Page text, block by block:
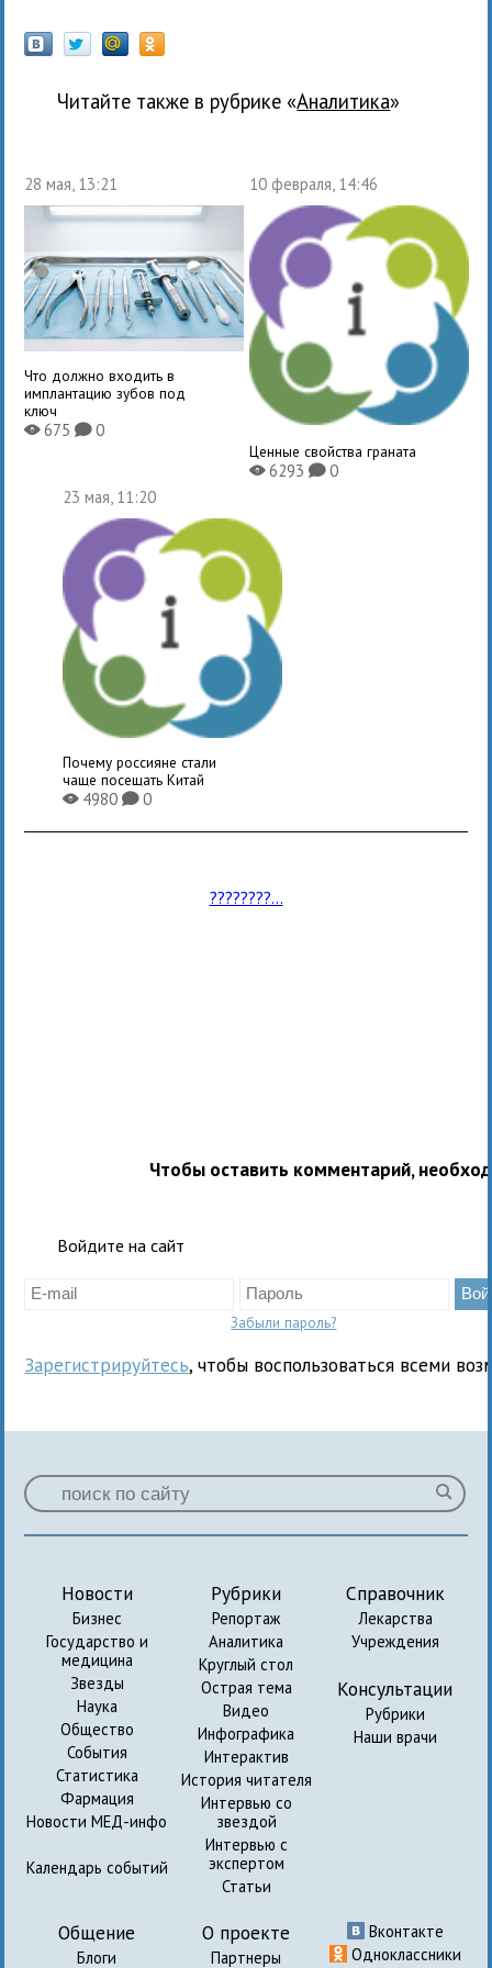
Читайте также в рубрике « Аналитика»
28 мая, 13:21
Что должно входить в
имплантацию зубов под
ключ
X675K0
10 февраля, 14:46
Ценные свойства граната
X6293 K0
23 мая, 11:20
Почему россияне стали
чаще посещать Китай
X4980K0
????????...
Чтобы оставить комментарий,
Войдите на сайт
Забыли пароль?
Зарегистрируйтесь, чтобы воспользоваться всеми
Новости
Бизнес
Государство и
медицина
Звезды
Наука
Общество
События
Статистика
Фармация
Новости МЕД-инфо
Календарь событий
Рубрики
Репортаж
Аналитика
Круглый стол
Острая тема
Видео
Инфографика
Интерактив
История читателя
Интервью со
звездой
Интервью с
экспертом
Статьи
Справочник
Лекарства
Учреждения
Консультации
Рубрики
Наши врачи
Общение
Блоги
О проекте
Партнеры
Вконтакте
Одноклассники